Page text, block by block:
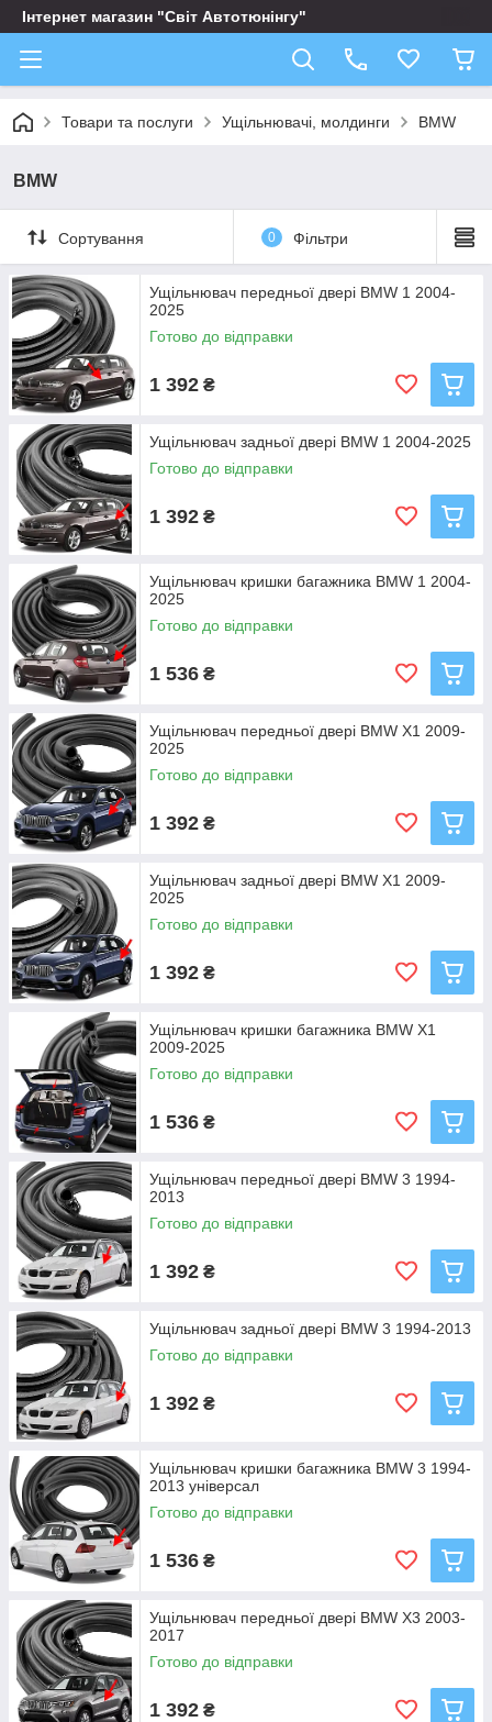
Інтернет магазин "Світ Автотюнінгу"
Товари та послуги Ущільнювачі, молдинги BMW
BMW
Сортування 0 Фільтри
Ущільнювач передньої двері BMW 1 2004-
2025
Готово до відправки
1 392 ₴
Ущільнювач задньої двері BMW 1 2004-2025
Готово до відправки
1 392 ₴
Ущільнювач кришки багажника BMW 1 2004-
2025
Готово до відправки
1 536 ₴
Ущільнювач передньої двері BMW X1 2009-
2025
Готово до відправки
1 392 ₴
Ущільнювач задньої двері BMW X1 2009-
2025
Готово до відправки
1 392 ₴
Ущільнювач кришки багажника BMW X1
2009-2025
Готово до відправки
1 536 ₴
Ущільнювач передньої двері BMW 3 1994-
2013
Готово до відправки
1 392 ₴
Ущільнювач задньої двері BMW 3 1994-2013
Готово до відправки
1 392 ₴
Ущільнювач кришки багажника BMW 3 1994-
2013 універсал
Готово до відправки
1 536 ₴
Ущільнювач передньої двері BMW X3 2003-
2017
Готово до відправки
1 392 ₴